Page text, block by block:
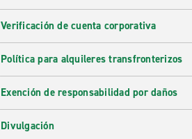
Verificación de cuenta corporativa
Política para alquileres transfronterizos
Exención de responsabilidad por daños
Divulgación